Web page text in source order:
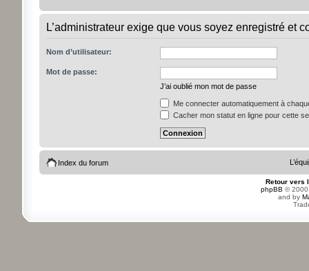
L’administrateur exige que vous soyez enregistré et
Nom d’utilisateur:
Mot de passe:
J’ai oublié mon mot de passe
Me connecter automatiquement à
Cacher mon statut en ligne pour cette
Index du forum
Retour vers
phpBB ©
and by